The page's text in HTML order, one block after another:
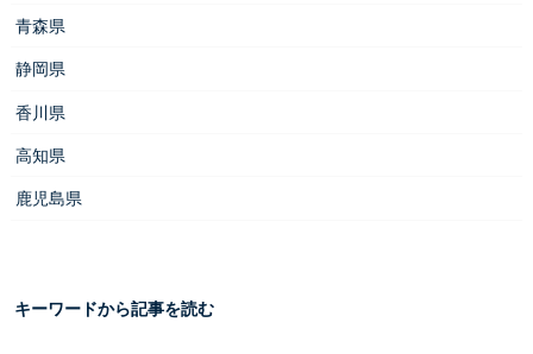
青森県
静岡県
香川県
高知県
鹿児島県
キーワードから記事を読む